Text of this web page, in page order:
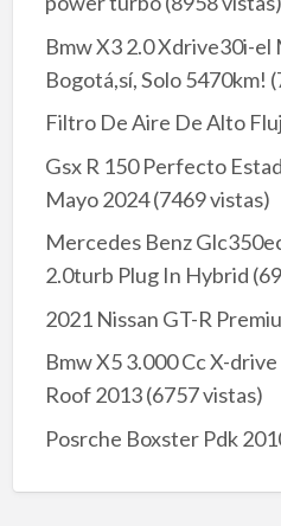
Bmw X3 2.0 Xdrive30i-el
Bogotá,sí, Solo 5470km!
Filtro De Aire De Alto
Gsx R 150 Perfecto
Mayo 2024(7469 vistas)
Mercedes Benz
2.0turb Plug In Hybrid
2021 Nissan GT-R
Bmw X5 3.000 Cc X-
Roof 2013(6757 vistas)
Posrche Boxster Pdk